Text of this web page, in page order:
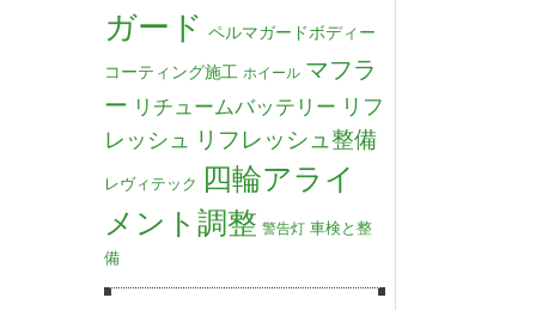
ガード ペルマガードボディー
コーティング施工 ホイール マフラ
ー リチュームバッテリー リフ
レッシュ
リフレッシュ整備
レヴィテック 四輪アライ
メント調整 警告灯 車検と整
備